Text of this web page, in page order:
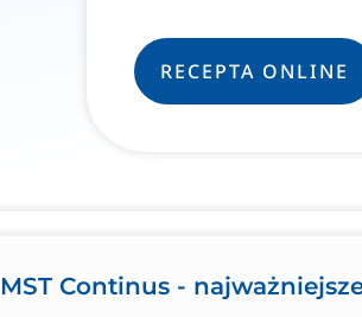
RECEPTA ONLINE
MST Continus -